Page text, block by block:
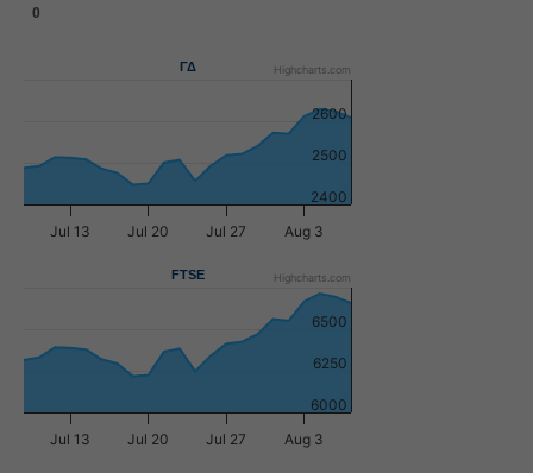
0
ΓΔ
Jul 13 Jul 20 Jul 27 Aug 3
2400
2500
2600
Highcharts.com
FTSE
Jul 13 Jul 20 Jul 27 Aug 3
6000
6250
6500
Highcharts.com